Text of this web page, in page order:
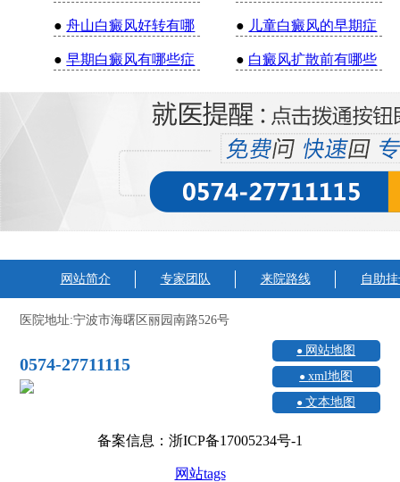
●舟山白癜风好转有哪 ● 儿童白癜风的早期症
●早期白癜风有哪些症 ● 白癜风扩散前有哪些
网站简介 专家团队 来院路线 自助
医院地址:宁波市海曙区丽园南路526号
0574-27711115
网站地图
xml地图
文本地图
备案信息：浙ICP备17005234号-1
网站tags